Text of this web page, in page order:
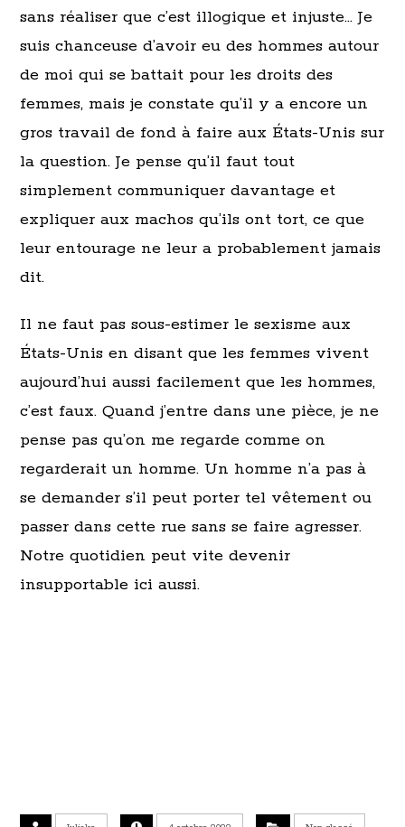
sans réaliser que c’est illogique et injuste… Je
suis chanceuse d’avoir eu des hommes autour
de moi qui se battait pour les droits des
femmes, mais je constate qu’il y a encore un
gros travail de fond à faire aux États-Unis sur
la question. Je pense qu’il faut tout
simplement communiquer davantage et
expliquer aux machos qu’ils ont tort, ce que
leur entourage ne leur a probablement jamais
dit.
Il ne faut pas sous-estimer le sexisme aux
États-Unis en disant que les femmes vivent
aujourd’hui aussi facilement que les hommes,
c’est faux. Quand j’entre dans une pièce, je ne
pense pas qu’on me regarde comme on
regarderait un homme. Un homme n’a pas à
se demander s’il peut porter tel vêtement ou
passer dans cette rue sans se faire agresser.
Notre quotidien peut vite devenir
insupportable ici aussi.